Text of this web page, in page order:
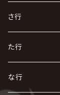
R指定
AIOLIN
い
IKUO
exist†trace
う
VIRGE / ヴァージュ
え
か
怪人二十面奏
Kαin
き
KISAKI
く
さ行
さ
ザアザア
し
た行
た
な行